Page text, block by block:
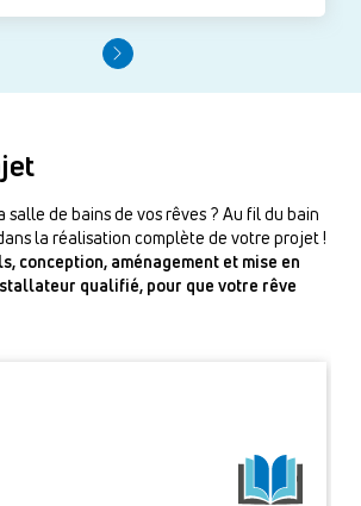
salle de bains de vos rêves ? Au fil du bain
la réalisation complète de votre projet !
conception, aménagement et mise en
qualifié, pour que votre rêve